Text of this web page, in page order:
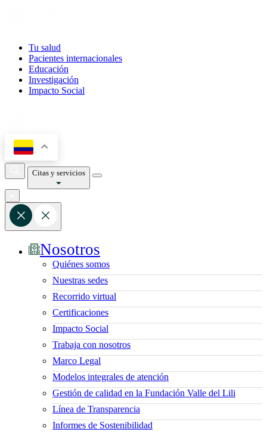
Tu salud
Pacientes internacionales
Educación
Investigación
Impacto Social
Citas y servicios
Nosotros
Quiénes somos
Nuestras sedes
Recorrido virtual
Certificaciones
Impacto Social
Trabaja con nosotros
Marco Legal
Modelos integrales de atención
Gestión de calidad en la Fundación Valle del Lili
Línea de Transparencia
Informes de Sostenibilidad